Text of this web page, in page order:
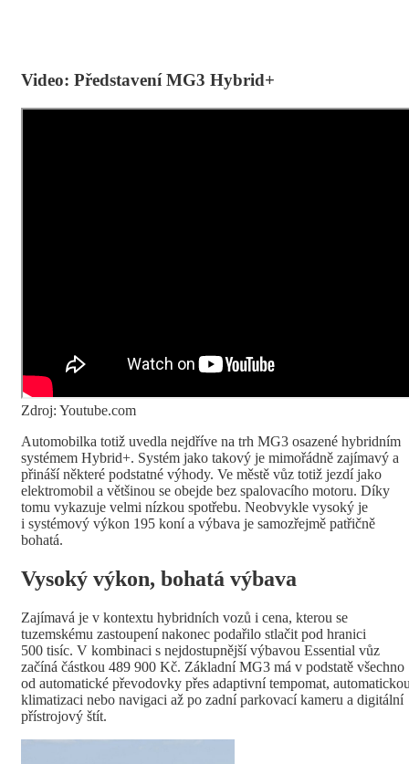
Video: Představení MG3 Hybrid+
Zdroj: Youtube.com
Automobilka totiž uvedla nejdříve na trh MG3 osazené hybridním
systémem Hybrid+. Systém jako takový je mimořádně zajímavý a
přináší některé podstatné výhody. Ve městě vůz totiž jezdí jako
elektromobil a většinou se obejde bez spalovacího motoru. Díky
tomu vykazuje velmi nízkou spotřebu. Neobvykle vysoký je
i systémový výkon 195 koní a výbava je samozřejmě patřičně
bohatá.
Vysoký výkon, bohatá výbava
Zajímavá je v kontextu hybridních vozů i cena, kterou se
tuzemskému zastoupení nakonec podařilo stlačit pod hranici
500 tisíc. V kombinaci s nejdostupnější výbavou Essential vůz
začíná částkou 489 900 Kč. Základní MG3 má v podstatě všechno
od automatické převodovky přes adaptivní tempomat,
klimatizaci nebo navigaci až po zadní parkovací kameru a digitální
přístrojový štít.